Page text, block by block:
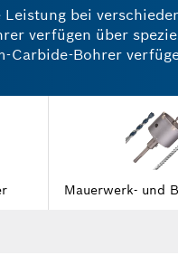
bei
verfügen über
Carbide-Bohrer
als auch für
und sind einzeln
eine erstklassige
Mauerwerk- und